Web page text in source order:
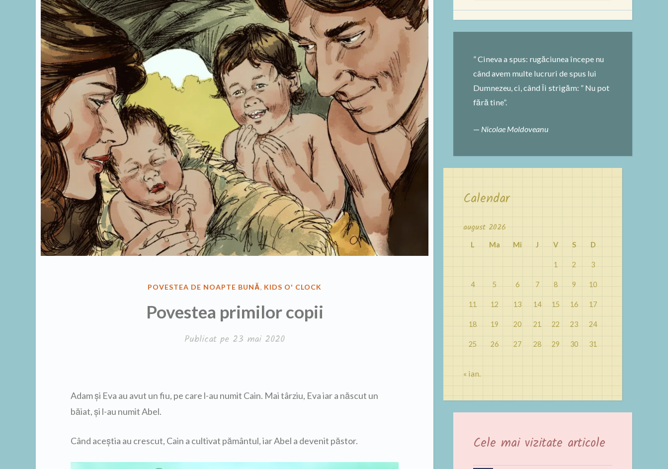
PUBLICAT
POVESTEA DE NOAPTE BUNĂ, KIDS O' CLOCK
Povestea primilor copii
Publicat pe 23 mai 2020
Adam şi Eva au avut un fiu, pe care l-au numit Cain. Mai târziu, Eva iar a născut un
băiat, şi l-au numit Abel.
Când aceştia au crescut, Cain a cultivat pământul, iar Abel a devenit păstor.
” Cineva a spus: rugăciunea începe nu
când avem multe lucruri de spus lui
Dumnezeu, ci, când Îi strigăm: ” Nu pot
fără tine”.
— Nicolae Moldoveanu
Calendar
august 2026
L Ma Mi J V S D
1 2 3
4 5 6 7 8 9 10
11 12 13 14 15 16 17
18 19 20 21 22 23 24
25 26 27 28 29 30 31
« ian.
Cele mai vizitate articole